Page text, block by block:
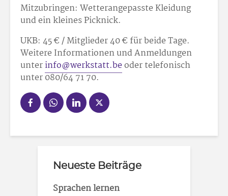
Mitzubringen: Wetterangepasste Kleidung
und ein kleines Picknick.
UKB: 45 € / Mitglieder 40 € für beide Tage.
Weitere Informationen und Anmeldungen
unterinfo@werkstatt.beoder telefonisch
unter 080/64 71 70.
Neueste Beiträge
Sprachen lernen